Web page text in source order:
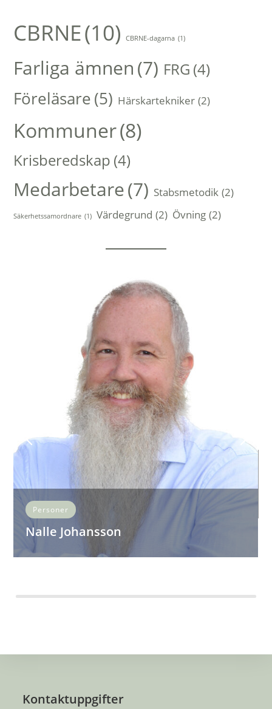
CBRNE(10) CBRNE-dagarna (1)
Farliga ämnen(7) FRG (4)
Föreläsare(5) Härskartekniker (2)
Kommuner(8)
Krisberedskap (4)
Medarbetare(7) Stabsmetodik (2)
Säkerhetssamordnare (1) Värdegrund (2) Övning (2)
Personer
Nalle Johansson
30 års erfarenhet att utbilda såväl militärt som civilt.
Kontaktuppgifter